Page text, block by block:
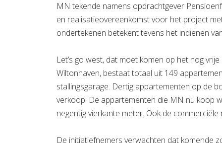
MN tekende namens opdrachtgever
en realisatieovereenkomst voor het project
ondertekenen betekent tevens het indienen
Let’s go west, dat moet komen op het nog
Wiltonhaven, bestaat totaal uit 149
stallingsgarage. Dertig appartementen op de
verkoop. De appartementen die MN nu koop
negentig vierkante meter. Ook de
De initiatiefnemers verwachten dat komende